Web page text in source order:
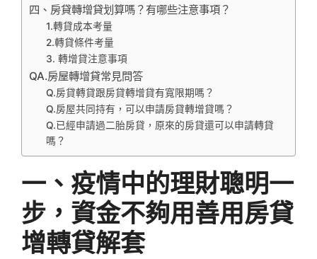
四、房貸轉增貸划算嗎？有哪些注意事項？
1.轉貸成本考量
2.轉貸條件考量
3. 轉增貸注意事項
QA.房屋轉增貸常見問答
Q.房貸轉貸跟房貸轉增貸有寬限期嗎？
Q.房屋共同持有，可以申請房貸轉增貸嗎？
Q.已經申請過二胎房貸，原來的房貸還可以申請轉貸
嗎？
一、疫情中的理財聰明一
步，資金不夠用善用房貸
增轉貸解套